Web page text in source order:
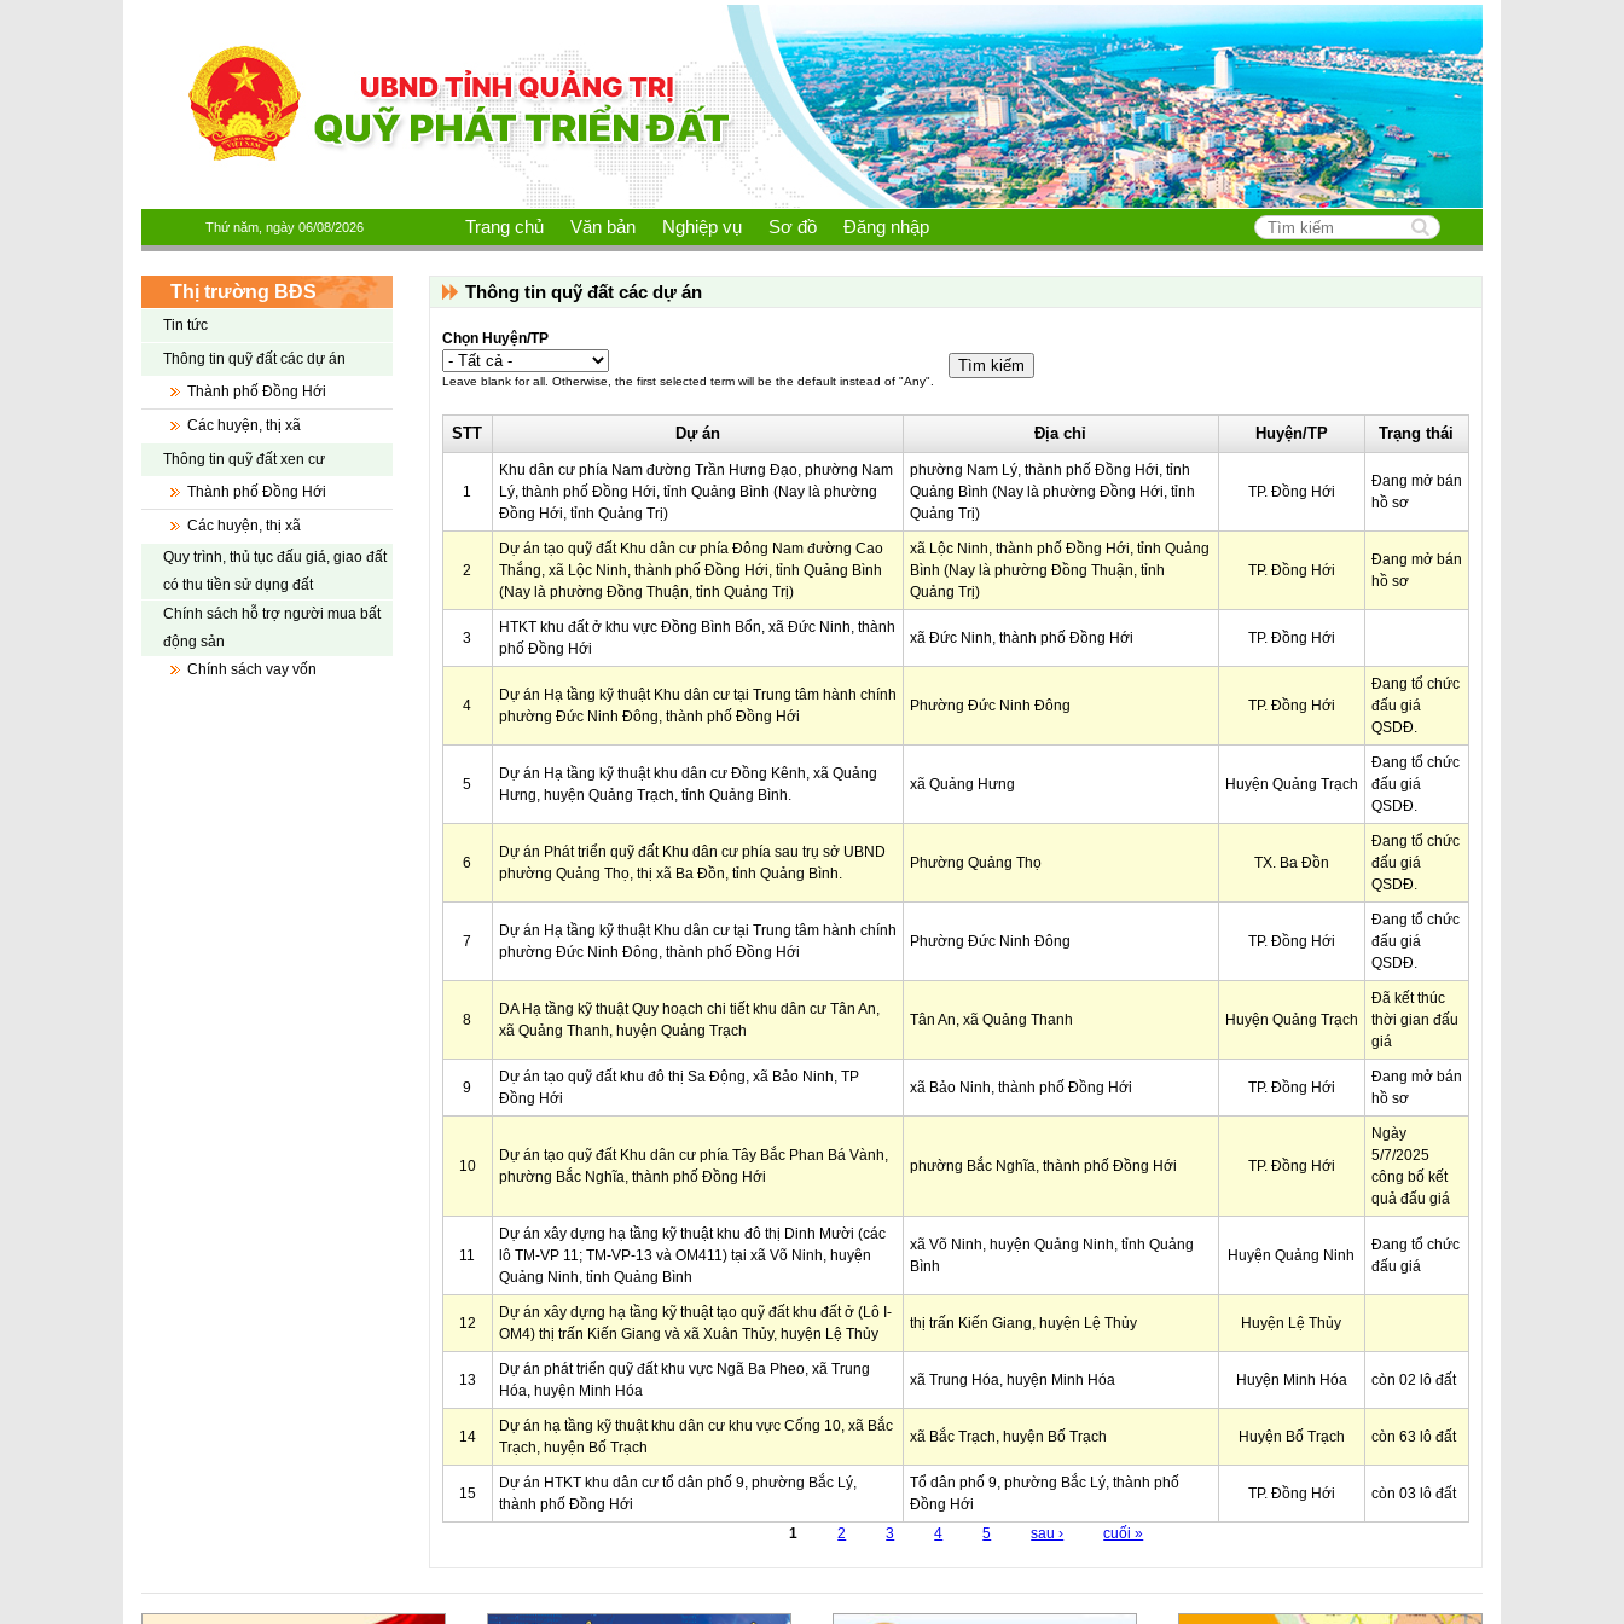
Thứ năm, ngày 06/08/2026 Trang chủ Văn bản Nghiệp vụ Sơ đồ Đăng nhập
Biểu mẫu tìm
Search this site
Thị trường BĐS
Tin tức
Thông tin quỹ đất các dự án
Thành phố Đồng Hới
Các huyện, thị xã
Thông tin quỹ đất xen cư
Thành phố Đồng Hới
Các huyện, thị xã
Quy trình, thủ tục đấu giá, giao đất
có thu tiền sử dụng đất
Chính sách hỗ trợ người mua bất
động sản
Chính sách vay vốn
Thông tin quỹ đất các dự án
Chọn Huyện/TP
Leave blank for all. Otherwise, the first selected term will be the default instead of "Any".
STT Dự án Địa chỉ Huyện/TP Trạng thái
1
Khu dân cư phía Nam đường Trần Hưng Đạo, phường Nam
Lý, thành phố Đồng Hới, tỉnh Quảng Bình (Nay là phường
Đồng Hới, tỉnh Quảng Trị)
phường Nam Lý, thành phố Đồng Hới, tỉnh
Quảng Bình (Nay là phường Đồng Hới, tỉnh
Quảng Trị)
TP. Đồng Hới
Đang mở bán
hồ sơ
2
Dự án tạo quỹ đất Khu dân cư phía Đông Nam đường Cao
Thắng, xã Lộc Ninh, thành phố Đồng Hới, tỉnh Quảng Bình
(Nay là phường Đồng Thuận, tỉnh Quảng Trị)
xã Lộc Ninh, thành phố Đồng Hới, tỉnh Quảng
Bình (Nay là phường Đồng Thuận, tỉnh
Quảng Trị)
TP. Đồng Hới
Đang mở bán
hồ sơ
3
HTKT khu đất ở khu vực Đồng Bình Bổn, xã Đức Ninh, thành
phố Đồng Hới
xã Đức Ninh, thành phố Đồng Hới TP. Đồng Hới
4
Dự án Hạ tầng kỹ thuật Khu dân cư tại Trung tâm hành chính
phường Đức Ninh Đông, thành phố Đồng Hới
Phường Đức Ninh Đông TP. Đồng Hới
Đang tổ chức
đấu giá
QSDĐ.
5
Dự án Hạ tầng kỹ thuật khu dân cư Đồng Kênh, xã Quảng
Hưng, huyện Quảng Trạch, tỉnh Quảng Bình.
xã Quảng Hưng Huyện Quảng Trạch
Đang tổ chức
đấu giá
QSDĐ.
6
Dự án Phát triển quỹ đất Khu dân cư phía sau trụ sở UBND
phường Quảng Thọ, thị xã Ba Đồn, tỉnh Quảng Bình.
Phường Quảng Thọ TX. Ba Đồn
Đang tổ chức
đấu giá
QSDĐ.
7
Dự án Hạ tầng kỹ thuật Khu dân cư tại Trung tâm hành chính
phường Đức Ninh Đông, thành phố Đồng Hới
Phường Đức Ninh Đông TP. Đồng Hới
Đang tổ chức
đấu giá
QSDĐ.
8
DA Hạ tầng kỹ thuật Quy hoạch chi tiết khu dân cư Tân An,
xã Quảng Thanh, huyện Quảng Trạch
Tân An, xã Quảng Thanh Huyện Quảng Trạch
Đã kết thúc
thời gian đấu
giá
9
Dự án tạo quỹ đất khu đô thị Sa Động, xã Bảo Ninh, TP
Đồng Hới
xã Bảo Ninh, thành phố Đồng Hới TP. Đồng Hới
Đang mở bán
hồ sơ
10
Dự án tạo quỹ đất Khu dân cư phía Tây Bắc Phan Bá Vành,
phường Bắc Nghĩa, thành phố Đồng Hới
phường Bắc Nghĩa, thành phố Đồng Hới TP. Đồng Hới
Ngày
5/7/2025
công bố kết
quả đấu giá
11
Dự án xây dựng hạ tầng kỹ thuật khu đô thị Dinh Mười (các
lô TM-VP 11; TM-VP-13 và OM411) tại xã Võ Ninh, huyện
Quảng Ninh, tỉnh Quảng Bình
xã Võ Ninh, huyện Quảng Ninh, tỉnh Quảng
Bình
Huyện Quảng Ninh
Đang tổ chức
đấu giá
12
Dự án xây dựng hạ tầng kỹ thuật tạo quỹ đất khu đất ở (Lô I-
OM4) thị trấn Kiến Giang và xã Xuân Thủy, huyện Lệ Thủy
thị trấn Kiến Giang, huyện Lệ Thủy Huyện Lệ Thủy
13
Dự án phát triển quỹ đất khu vực Ngã Ba Pheo, xã Trung
Hóa, huyện Minh Hóa
xã Trung Hóa, huyện Minh Hóa Huyện Minh Hóa còn 02 lô đất
14
Dự án hạ tầng kỹ thuật khu dân cư khu vực Cống 10, xã Bắc
Trạch, huyện Bố Trạch
xã Bắc Trạch, huyện Bố Trạch Huyện Bố Trạch còn 63 lô đất
15
Dự án HTKT khu dân cư tổ dân phố 9, phường Bắc Lý,
thành phố Đồng Hới
Tổ dân phố 9, phường Bắc Lý, thành phố
Đồng Hới
TP. Đồng Hới còn 03 lô đất
1 2 3 4 5 sau › cuối »